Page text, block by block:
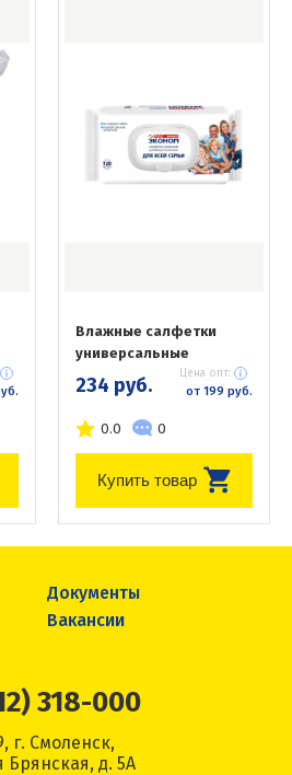
Влажные салфетки
универсальные
234 руб. Цена опт:
от 199 руб.
0.0 0
Купить товар
Документы
Вакансии
318-000
г. Смоленск,
Брянская, д. 5А